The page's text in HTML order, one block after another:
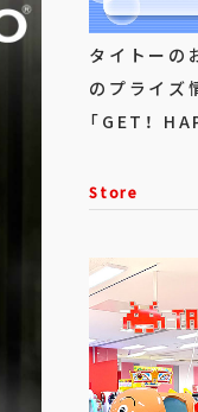
タイトーの
のプライズ
「GET！
Store